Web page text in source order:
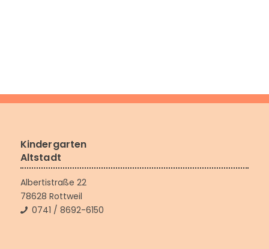
Kindergarten
Altstadt
Albertistraße 22
78628 Rottweil
0741 / 8692-6150